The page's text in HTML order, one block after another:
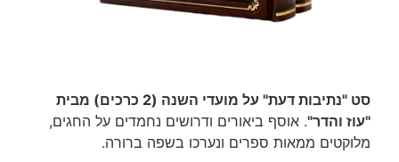
סט "נתיבות דעת" על מועדי השנה (2 כרכים) מבית
"עוז והדר". אוסף ביאורים ודרושים נחמדים על החגים,
מלוקטים ממאות ספרים ונערכו בשפה ברורה.